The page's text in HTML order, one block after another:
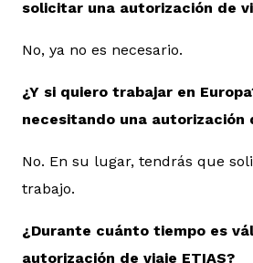
solicitar una autorización de
No, ya no es necesario.
¿Y si quiero trabajar en
necesitando una autorización
No. En su lugar, tendrás que
trabajo.
¿Durante cuánto tiempo es
autorización de viaje ETIAS?